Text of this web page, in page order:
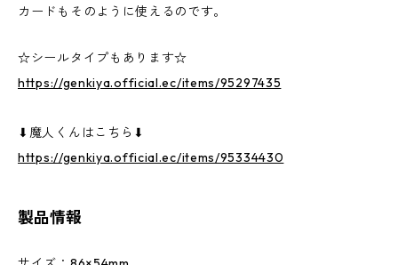
カードもそのように使えるのです。
☆シールタイプもあります☆
https://genkiya.official.ec/items/95297435
⬇︎魔人くんはこちら⬇︎
https://genkiya.official.ec/items/95334430
製品情報